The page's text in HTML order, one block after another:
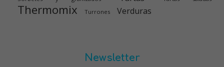
Thermomix Turrones Verduras
Newsletter